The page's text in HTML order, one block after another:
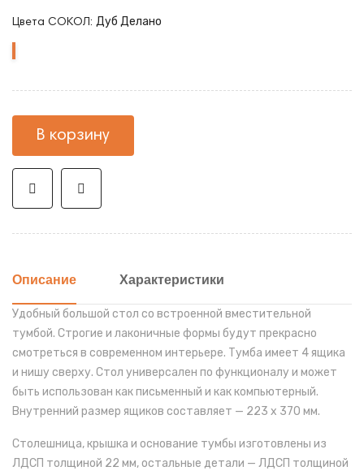
Цвета СОКОЛ: Дуб Делано
Делано
В корзину
Описание Характеристики
Удобный большой стол со встроенной вместительной
тумбой. Строгие и лаконичные формы будут прекрасно
смотреться в современном интерьере. Тумба имеет 4 ящика
и нишу сверху. Стол универсален по функционалу и может
быть использован как письменный и как компьютерный.
Внутренний размер ящиков составляет — 223 х 370 мм.
Столешница, крышка и основание тумбы изготовлены из
ЛДСП толщиной 22 мм, остальные детали — ЛДСП толщиной